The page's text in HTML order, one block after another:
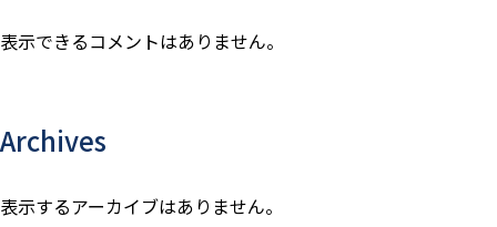
表示できるコメントはありません。
Archives
表示するアーカイブはありません。